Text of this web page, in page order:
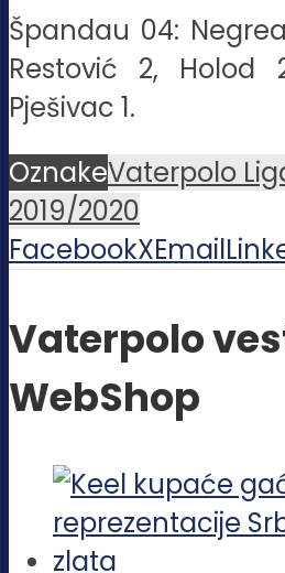
Špandau 04:
Restović 2, Holod
Pješivac 1.
OznakeVaterpolo
2019/2020
FacebookXEmail
Vaterpolo
WebShop